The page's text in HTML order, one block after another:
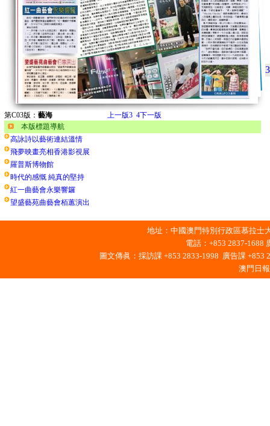
第C03版： 藝海 上一版3 4下一版
本版標題導航
高詠詩以藝術連結溫情
飛夢映畫亮相香港影視展
羅普斯博物館
時代的感慨 純真的堅持
紅一曲藝會永樂響鑼
望盛藝苑曲藝會栢蕙演出
3